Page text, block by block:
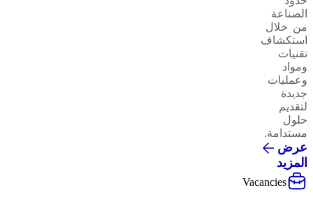
الصناعة
من خلال
استكشاف
تقنيات
ومواد
وعمليات
جديدة
لتقديم
حلول
مستدامة.
عرض
المزيد
Vacancies